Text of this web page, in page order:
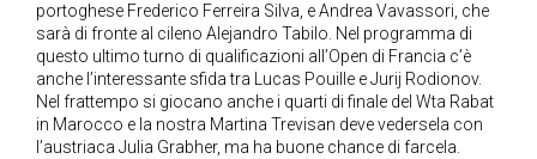
portoghese Frederico Ferreira Silva, e Andrea Vavassori, che
sarà di fronte al cileno Alejandro Tabilo. Nel programma di
questo ultimo turno di qualificazioni all’Open di Francia c’è
anche l’interessante sfida tra Lucas Pouille e Jurij Rodionov.
Nel frattempo si giocano anche i quarti di finale del Wta Rabat
in Marocco e la nostra Martina Trevisan deve vedersela con
l’austriaca Julia Grabher, ma ha buone chance di farcela.